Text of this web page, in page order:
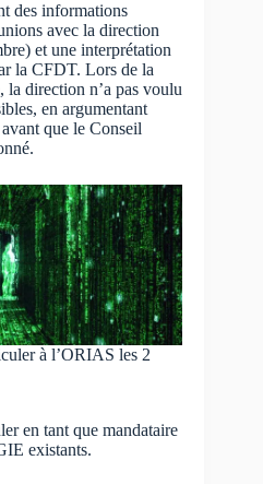
des informations
avec la direction
et une interprétation
la CFDT. Lors de la
direction n’a pas voulu
en argumentant
que le Conseil
à l’ORIAS les 2
en tant que mandataire
existants.